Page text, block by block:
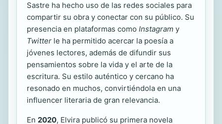
Sastre ha hecho uso de las redes sociales para
compartir su obra y conectar con su público. Su
presencia en plataformas como Instagram y
Twitter le ha permitido acercar la poesía a
jóvenes lectores, además de difundir sus
pensamientos sobre la vida y el arte de la
escritura. Su estilo auténtico y cercano ha
resonado en muchos, convirtiéndola en una
influencer literaria de gran relevancia.
En 2020, Elvira publicó su primera novela